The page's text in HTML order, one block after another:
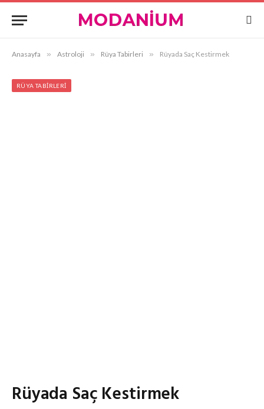
Anasayfa » Astroloji » Rüya Tabirleri » Rüyada Saç Kestirmek
RÜYA TABIRLERI
Rüyada Saç Kestirmek